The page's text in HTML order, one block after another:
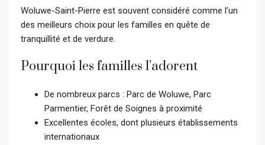
Woluwe-Saint-Pierre est souvent considéré comme l’un
des meilleurs choix pour les familles en quête de
tranquillité et de verdure.
Pourquoi les familles l’adorent
De nombreux parcs : Parc de Woluwe, Parc
Parmentier, Forêt de Soignes à proximité
Excellentes écoles, dont plusieurs établissements
internationaux